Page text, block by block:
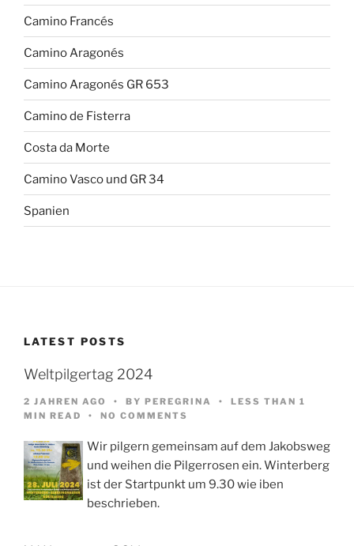
Camino Francés
Camino Aragonés
Camino Aragonés GR 653
Camino de Fisterra
Costa da Morte
Camino Vasco und GR 34
Spanien
LATEST POSTS
Weltpilgertag 2024
2 JAHREN AGO BY PEREGRINA
LESS THAN 1
MIN READ
NO COMMENTS
Wir pilgern gemeinsam auf dem Jakobsweg
und weihen die Pilgerrosen ein. Winterberg
ist der Startpunkt um 9.30 wie iben
beschrieben.